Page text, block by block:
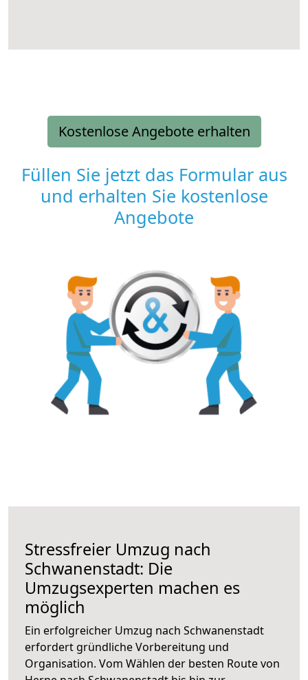
Kostenlose Angebote erhalten
Füllen Sie jetzt das Formular aus
und erhalten Sie kostenlose
Angebote
Stressfreier Umzug nach
Schwanenstadt: Die
Umzugsexperten machen es
möglich
Ein erfolgreicher Umzug nach Schwanenstadt
erfordert gründliche Vorbereitung und
Organisation. Vom Wählen der besten Route von